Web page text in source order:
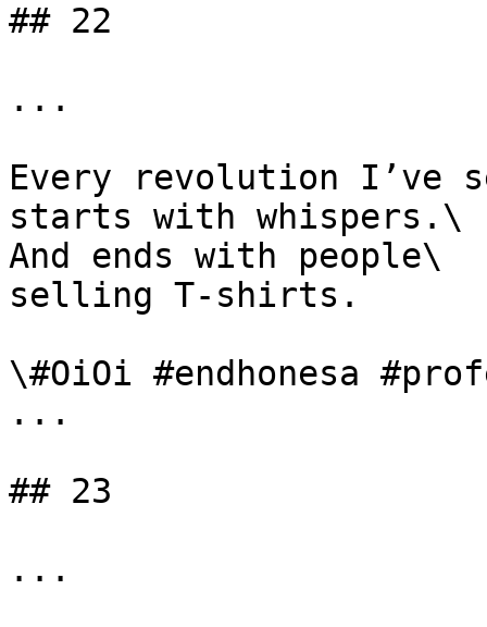
## 22
...
Every revolution I’ve
starts with whispers.\
And ends with people\
selling T-shirts.
\#OiOi #endhonesa
...
## 23
...